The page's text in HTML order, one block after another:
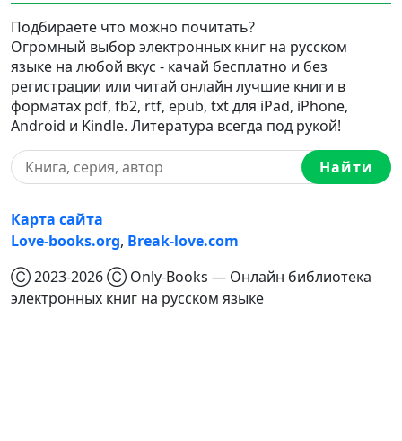
Подбираете что можно почитать?
Огромный выбор электронных книг на русском
языке на любой вкус - качай бесплатно и без
регистрации или читай онлайн лучшие книги в
форматах pdf, fb2, rtf, epub, txt для iPad, iPhone,
Android и Kindle. Литература всегда под рукой!
Найти
Карта сайта
Love-books.org, Break-love.com
Ⓒ 2023-2026 Ⓒ Only-Books — Онлайн библиотека
электронных книг на русском языке